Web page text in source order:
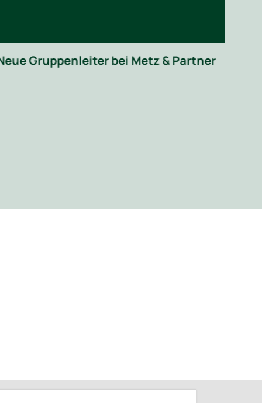
Gruppenleiter bei Metz & Partner